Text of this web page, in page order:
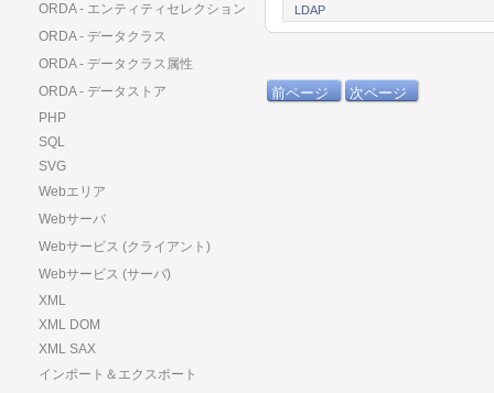
ORDA - エンティティセレクション
ORDA - データクラス
ORDA - データクラス属性
ORDA - データストア
PHP
SQL
SVG
Webエリア
Webサーバ
Webサービス (クライアント)
Webサービス (サーバ)
XML
XML DOM
XML SAX
インポート＆エクスポート
LDAP
前ページ 次ページ